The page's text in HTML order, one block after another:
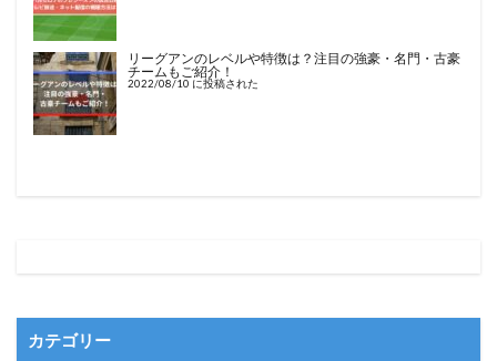
リーグアンのレベルや特徴は？注目の強豪・名門・古豪
チームもご紹介！
2022/08/10 に投稿された
カテゴリー